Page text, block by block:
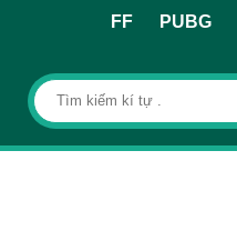
FF PUBG